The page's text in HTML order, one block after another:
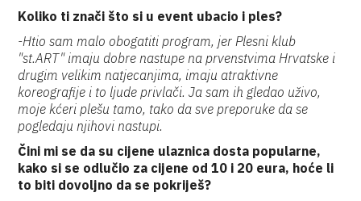
Koliko ti znači što si u event ubacio i ples?
-Htio sam malo obogatiti program, jer Plesni klub
"st.ART" imaju dobre nastupe na prvenstvima Hrvatske i
drugim velikim natjecanjima, imaju atraktivne
koreografije i to ljude privlači. Ja sam ih gledao uživo,
moje kćeri plešu tamo, tako da sve preporuke da se
pogledaju njihovi nastupi.
Čini mi se da su cijene ulaznica dosta popularne,
kako si se odlučio za cijene od 10 i 20 eura, hoće li
to biti dovoljno da se pokriješ?